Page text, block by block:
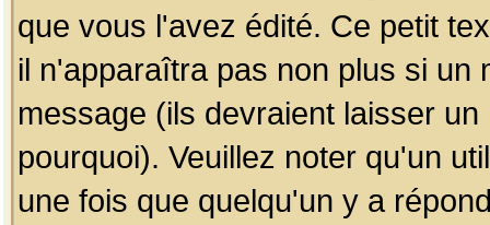
que vous l'avez édité. Ce petit
il n'apparaîtra pas non plus si un
message (ils devraient laisser
pourquoi). Veuillez noter qu'un
une fois que quelqu'un y a